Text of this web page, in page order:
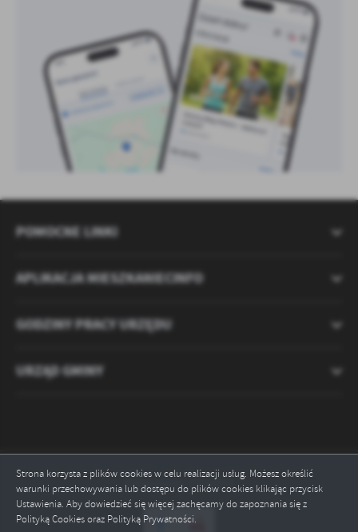
Strona korzysta z plików cookies w celu realizacji usług. Możesz określić
warunki przechowywania lub dostępu do plików cookies klikając przycisk
Ustawienia. Aby dowiedzieć się więcej zachęcamy do zapoznania się z
Polityką Cookies oraz Polityką Prywatności.
POMOCNE LINKI
APLIKACJA MIESZKANIECINFO
GODZINY PRACY URZĘDU
URZĄD GMINY
Odwiedzin: 2120895